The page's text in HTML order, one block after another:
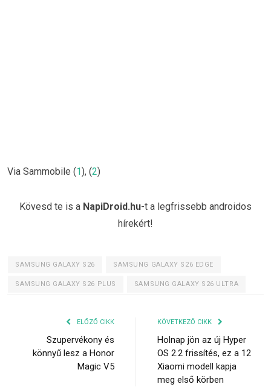
Via Sammobile (1), (2)
Kövesd te is a NapiDroid.hu-t a legfrissebb androidos
hírekért!
SAMSUNG GALAXY S26 SAMSUNG GALAXY S26 EDGE
SAMSUNG GALAXY S26 PLUS SAMSUNG GALAXY S26 ULTRA
ELŐZŐ CIKK
Szupervékony és
könnyű lesz a Honor
Magic V5
KÖVETKEZŐ CIKK
Holnap jön az új Hyper
OS 2.2 frissítés, ez a 12
Xiaomi modell kapja
meg első körben